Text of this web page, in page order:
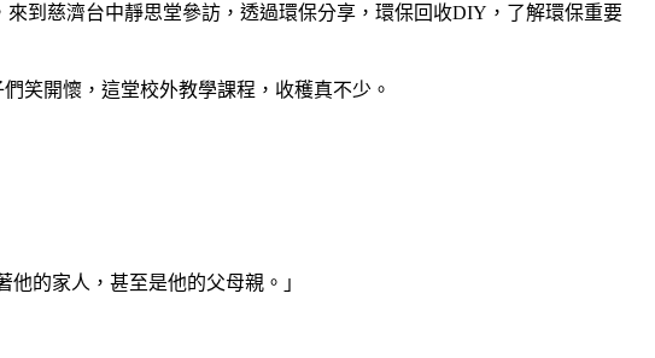
到慈濟台中靜思堂參訪，透過環保分享，環保回收DIY，了解環保重要
笑開懷，這堂校外教學課程，收穫真不少。
的家人，甚至是他的父母親。」